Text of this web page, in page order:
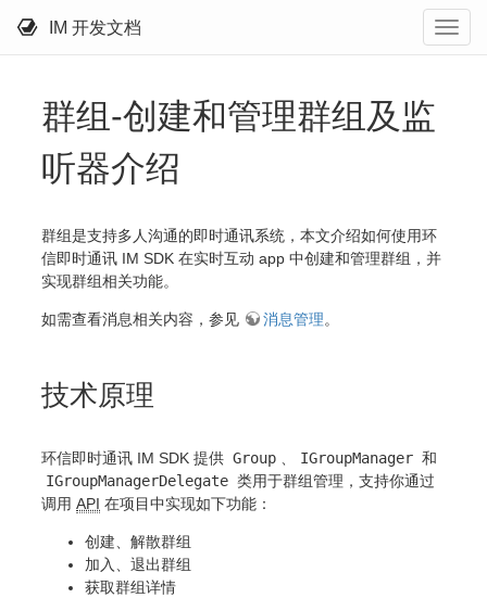
IM 开发文档
群组-创建和管理群组及监
听器介绍
群组是支持多人沟通的即时通讯系统，本文介绍如何使用环
信即时通讯 IM SDK 在实时互动 app 中创建和管理群组，并
实现群组相关功能。
如需查看消息相关内容，参见 消息管理。
技术原理
环信即时通讯 IM SDK 提供 Group 、 IGroupManager 和
IGroupManagerDelegate 类用于群组管理，支持你通过
调用 API 在项目中实现如下功能：
创建、解散群组
加入、退出群组
获取群组详情